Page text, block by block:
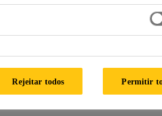
Rejeitar todos Permitir